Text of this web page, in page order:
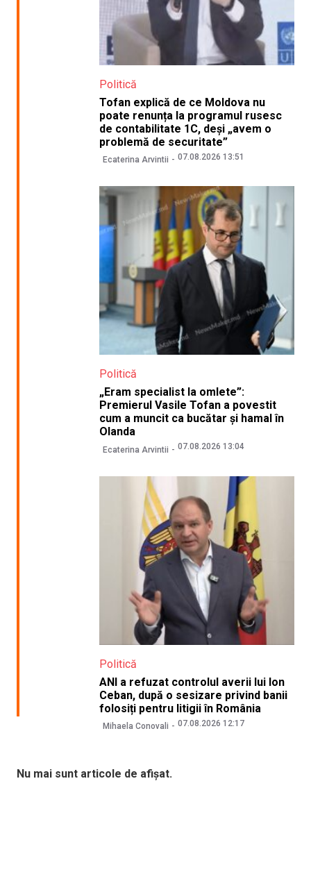
Politică
Tofan explică de ce Moldova nu
poate renunța la programul rusesc
de contabilitate 1C, deși „avem o
problemă de securitate”
Ecaterina Arvintii 07.08.2026 13:51
Politică
„Eram specialist la omlete”:
Premierul Vasile Tofan a povestit
cum a muncit ca bucătar și hamal în
Olanda
Ecaterina Arvintii 07.08.2026 13:04
Politică
ANI a refuzat controlul averii lui Ion
Ceban, după o sesizare privind banii
folosiți pentru litigii în România
Mihaela Conovali 07.08.2026 12:17
Nu mai sunt articole de afișat.